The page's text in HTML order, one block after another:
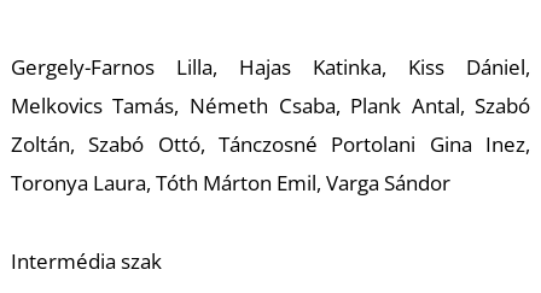
Gergely-Farnos Lilla, Hajas Katinka, Kiss Dániel,
Melkovics Tamás, Németh Csaba, Plank Antal, Szabó
Zoltán, Szabó Ottó, Tánczosné Portolani Gina Inez,
Toronya Laura, Tóth Márton Emil, Varga Sándor
Intermédia szak